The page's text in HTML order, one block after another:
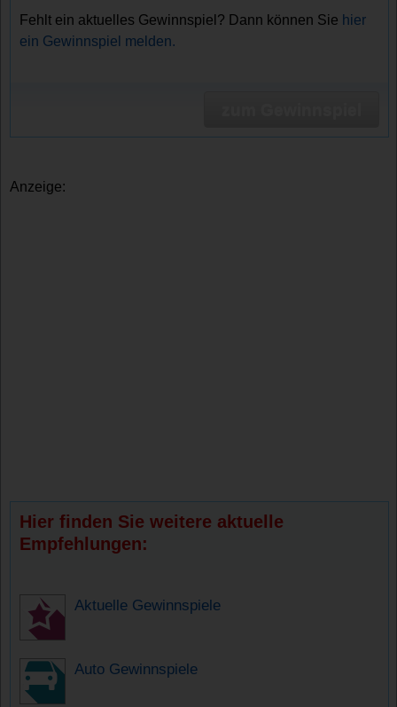
Fehlt ein aktuelles Gewinnspiel? Dann können Sie hier
ein Gewinnspiel melden.
Anzeige:
Hier finden Sie weitere aktuelle
Empfehlungen:
Aktuelle Gewinnspiele
Auto Gewinnspiele